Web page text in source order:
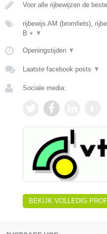
Voor alle rijbewijzen de
rijbewijs AM (bromfiets),
B + ▼
Openingstijden ▼
Laatste facebook posts ▼
Sociale media:
BEKIJK VOLLEDIG